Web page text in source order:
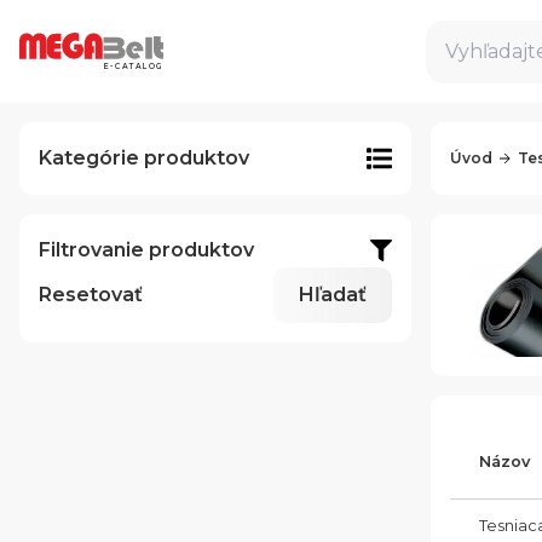
E-CATALOG
Kategórie produktov
Filtrovanie produktov
Resetovať
Hľadať
Úvod
Názov